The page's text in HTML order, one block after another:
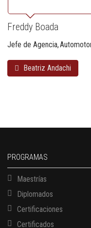
Freddy Boada
Jefe de Agencia
Beatriz Andachi
PROGRAMAS
Maestrías
Diplomados
Certificaciones
Certificados